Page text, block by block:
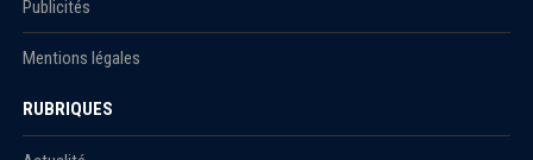
Publicités
Mentions légales
RUBRIQUES